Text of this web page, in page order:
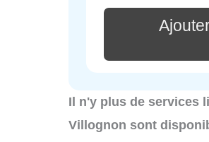
Il n'y plus de services
Villognon sont